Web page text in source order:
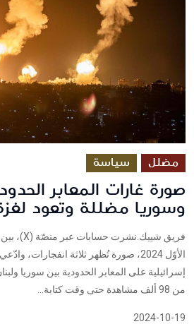
مضلل سياسة
صورة غارات المعابر
وسوريا مضللة وتعود لغزة
الأوّل 2024، صورة تُظهر ثلاثة انفجارات،
إسرائيلية على المعابر الحدودية بين سوريا
من 98 ألف مشاهدة حتى وقت كتابة...
2024-10-19